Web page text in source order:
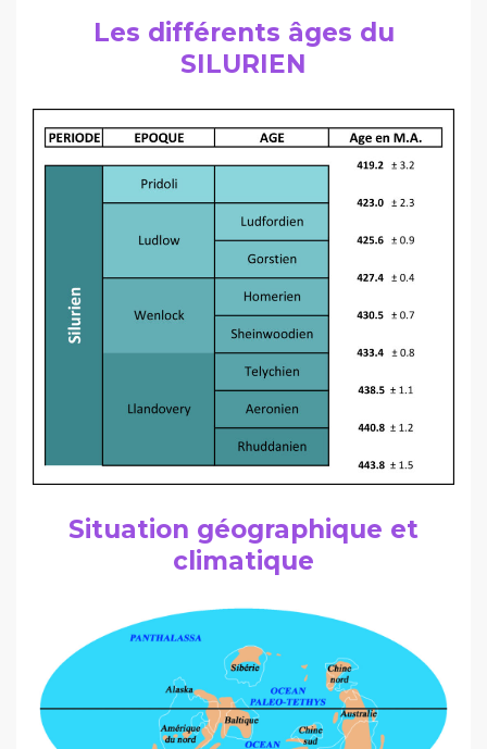
Les différents âges du
SILURIEN
Situation géographique et
climatique